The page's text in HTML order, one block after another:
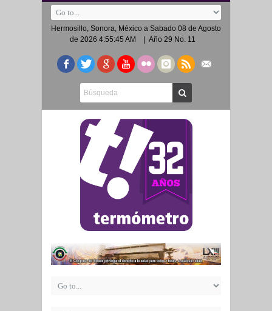
Hermosillo, Sonora, México a Sabado 08 de Agosto
de 2026 4:55:45 AM
| Año 29 No. 11